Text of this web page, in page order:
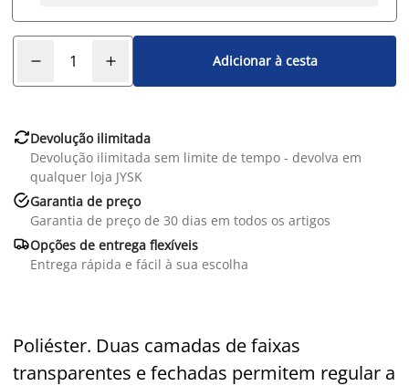
Adicionar à cesta
Devolução ilimitada
Devolução ilimitada sem limite de tempo - devolva em
qualquer loja JYSK
Garantia de preço
Garantia de preço de 30 dias em todos os artigos
Opções de entrega flexíveis
Entrega rápida e fácil à sua escolha
Poliéster. Duas camadas de faixas
transparentes e fechadas permitem regular a